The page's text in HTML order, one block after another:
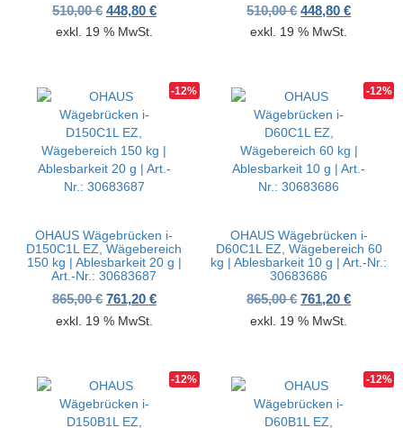
510,00€ Ursprünglicher Preis war: 510,00 €
448,80 €Aktueller Preis ist: 448,80 €.
exkl. 19 % MwSt.
510,00€ Ursprünglicher
448,80€
exkl. 19 % MwSt.
-12%
OHAUS Wägebrücken i-
D150C1L EZ, Wägebereich
150 kg | Ablesbarkeit 20 g |
Art.-Nr.: 30683687
865,00€ Ursprünglicher Preis war: 865,00 €
761,20 €Aktueller Preis ist: 761,20 €.
exkl. 19 % MwSt.
-12%
OHAUS Wägebrücken i-
D60C1L EZ, Wägebereich 60
kg | Ablesbarkeit 10 g | Art.-Nr.:
30683686
865,00€ Ursprünglicher
761,20€
exkl. 19 % MwSt.
-12% -12%